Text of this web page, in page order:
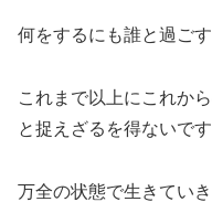
何をするにも誰と過ご
これまで以上にこれか
と捉えざるを得ないです
万全の状態で生きていき